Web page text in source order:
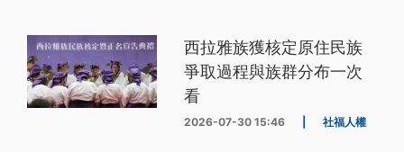
西拉雅族獲核定原住民族
爭取過程與族群分布一次
看
2026-07-30 15:46 社福人權